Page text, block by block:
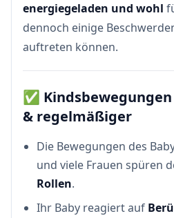
energiegeladen und wohl
dennoch einige
auftreten können.
✅
& regelmäßiger
Die Bewegungen des
und viele Frauen spüren
Rollen.
Ihr Baby reagiert auf